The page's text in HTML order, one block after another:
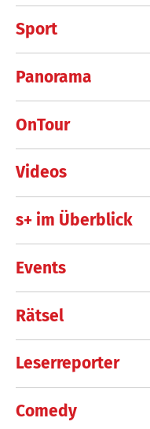
Sport
Panorama
OnTour
Videos
s+ im Überblick
Events
Rätsel
Leserreporter
Comedy